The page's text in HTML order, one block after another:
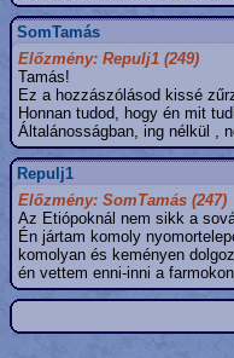
SomTamás
Előzmény: Repulj1 (249)
Tamás!
Ez a hozzászólásod kissé
Honnan tudod, hogy én mit
Általánosságban, ing nélkül ,
Repulj1
Előzmény: SomTamás (247)
Az Etiópoknál nem sikk a
Én jártam komoly
komolyan és keményen
én vettem enni-inni a